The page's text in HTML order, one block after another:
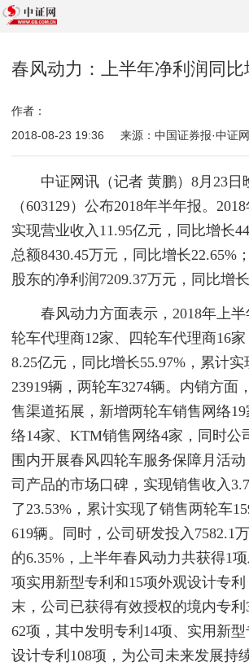
春风动力：上半年净利润同比
作者：
2018-08-23 19:36
来源：中国证券报·中证网
中证网讯（记者 黄鹏）8月23日
（603129）公布2018年半年报。
实现营业收入11.95亿元，同比增长
总额8430.45万元，同比增长22.65%
股东的净利润7209.37万元，同比增长
春风动力方面表示，2018年上半
轮车代理商12家、四轮车代理商16
8.25亿元，同比增长55.97%，累计
23919辆，两轮车3274辆。内销方面
售渠道拓展，新增两轮车销售网络19
络14家、KTM销售网络4家，同时公
围内开展春风四轮车服务保障月活
司产品的市场口碑，实现销售收入
了23.53%，累计实现了销售两轮车
619辆。同时，公司研发投入7582.1
的6.35%，上半年春风动力共获得1
项实用新型专利和15项外观设计专
末，公司已获得有效授权的境内专利
62项，其中发明专利14项、实用新
设计专利108项，为公司未来发展持